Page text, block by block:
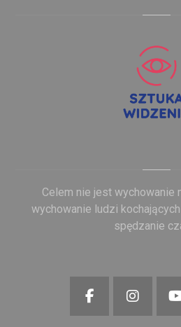
Celem nie jest wychowanie
wychowanie ludzi
spędzanie